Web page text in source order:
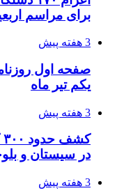
برای مراسم
3 هفته پیش
صفحه اول
یکم تیر ماه
3 هفته پیش
در سیستان و
3 هفته پیش